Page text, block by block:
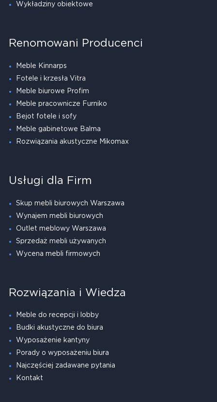
Wykładziny obiektowe
Renomowani Producenci
Meble Kinnarps
Fotele i krzesła Vitra
Meble biurowe Profim
Meble pracownicze Furniko
Bejot fotele i sofy
Meble gabinetowe Balma
Rozwiązania akustyczne Mikomax
Usługi dla Firm
Skup mebli biurowych Warszawa
Wynajem mebli biurowych
Outlet meblowy Warszawa
Sprzedaż mebli używanych
Wycena mebli firmowych
Rozwiązania i Wiedza
Meble do recepcji i lobby
Budki akustyczne do biura
Wyposażenie kantyny
Porady o wyposażeniu biura
Najczęściej zadawane pytania
Kontakt